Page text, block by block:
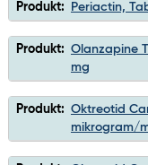
Produkt: Periactin,
Produkt: Olanzapine
mg
Produkt: Oktreotid
mikrogram/